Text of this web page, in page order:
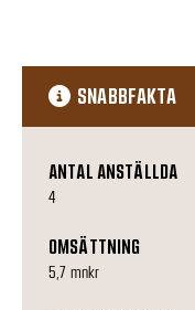
SNABBFAKTA
ANTAL ANSTÄLLDA
4
OMSÄTTNING
5,7 mnkr